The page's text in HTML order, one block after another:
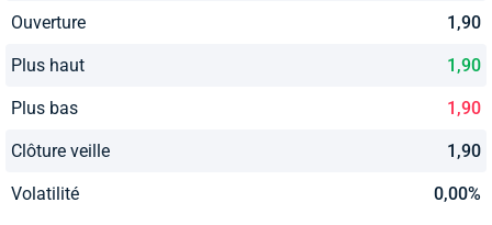
Ouverture 1,90
Plus haut 1,90
Plus bas 1,90
Clôture veille 1,90
Volatilité 0,00%